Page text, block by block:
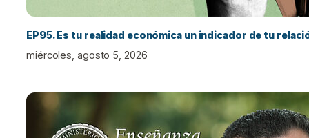
EP95. Es tu realidad económica un indicador de tu
miércoles, agosto 5, 2026